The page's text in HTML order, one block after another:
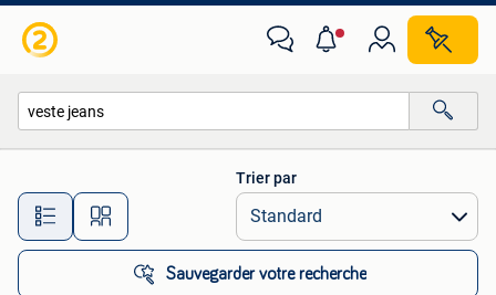
Toutes les distances…
Trier par
Sauvegarder votre recherche